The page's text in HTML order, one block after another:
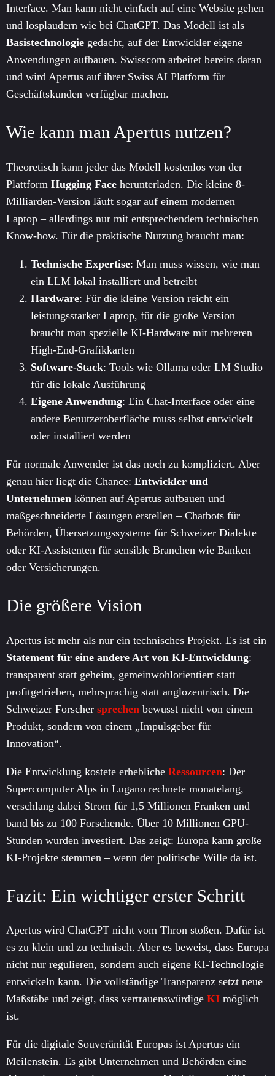
Interface. Man kann nicht einfach auf eine Website gehen
und losplaudern wie bei ChatGPT. Das Modell ist als
Basistechnologie gedacht, auf der Entwickler eigene
Anwendungen aufbauen. Swisscom arbeitet bereits daran
und wird Apertus auf ihrer Swiss AI Platform für
Geschäftskunden verfügbar machen.
Wie kann man Apertus nutzen?
Theoretisch kann jeder das Modell kostenlos von der
Plattform Hugging Face herunterladen. Die kleine 8-
Milliarden-Version läuft sogar auf einem modernen
Laptop – allerdings nur mit entsprechendem technischen
Know-how. Für die praktische Nutzung braucht man:
Technische Expertise: Man muss wissen, wie man
ein LLM lokal installiert und betreibt
Hardware: Für die kleine Version reicht ein
leistungsstarker Laptop, für die große Version
braucht man spezielle KI-Hardware mit mehreren
High-End-Grafikkarten
Software-Stack: Tools wie Ollama oder LM Studio
für die lokale Ausführung
Eigene Anwendung: Ein Chat-Interface oder eine
andere Benutzeroberfläche muss selbst entwickelt
oder installiert werden
Für normale Anwender ist das noch zu kompliziert. Aber
genau hier liegt die Chance: Entwickler und
Unternehmen können auf Apertus aufbauen und
maßgeschneiderte Lösungen erstellen – Chatbots für
Behörden, Übersetzungssysteme für Schweizer Dialekte
oder KI-Assistenten für sensible Branchen wie Banken
oder Versicherungen.
Die größere Vision
Apertus ist mehr als nur ein technisches Projekt. Es ist ein
Statement für eine andere Art von KI-Entwicklung:
transparent statt geheim, gemeinwohlorientiert statt
profitgetrieben, mehrsprachig statt anglozentrisch. Die
Schweizer Forscher sprechen bewusst nicht von einem
Produkt, sondern von einem „Impulsgeber für
Innovation“.
Die Entwicklung kostete erhebliche Ressourcen: Der
Supercomputer Alps in Lugano rechnete monatelang,
verschlang dabei Strom für 1,5 Millionen Franken und
band bis zu 100 Forschende. Über 10 Millionen GPU-
Stunden wurden investiert. Das zeigt: Europa kann große
KI-Projekte stemmen – wenn der politische Wille da ist.
Fazit: Ein wichtiger erster Schritt
Apertus wird ChatGPT nicht vom Thron stoßen. Dafür ist
es zu klein und zu technisch. Aber es beweist, dass Europa
nicht nur regulieren, sondern auch eigene KI-Technologie
entwickeln kann. Die vollständige Transparenz setzt neue
Maßstäbe und zeigt, dass vertrauenswürdige KI möglich
ist.
Für die digitale Souveränität Europas ist Apertus ein
Meilenstein. Es gibt Unternehmen und Behörden eine